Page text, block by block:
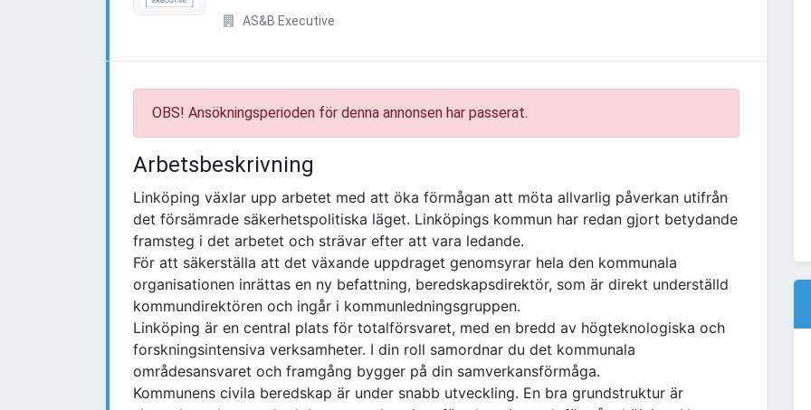
AS&B Executive
OBS! Ansökningsperioden för denna annonsen har passerat.
Arbetsbeskrivning
Linköping växlar upp arbetet med att öka förmågan att möta allvarlig påverkan utifrån
det försämrade säkerhetspolitiska läget. Linköpings kommun har redan gjort betydande
framsteg i det arbetet och strävar efter att vara ledande.
För att säkerställa att det växande uppdraget genomsyrar hela den kommunala
organisationen inrättas en ny befattning, beredskapsdirektör, som är direkt underställd
kommundirektören och ingår i kommunledningsgruppen.
Linköping är en central plats för totalförsvaret, med en bredd av högteknologiska och
forskningsintensiva verksamheter. I din roll samordnar du det kommunala
områdesansvaret och framgång bygger på din samverkansförmåga.
Kommunens civila beredskap är under snabb utveckling. En bra grundstruktur är